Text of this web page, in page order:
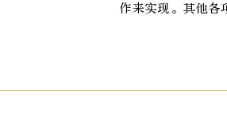
作来实现。其他各